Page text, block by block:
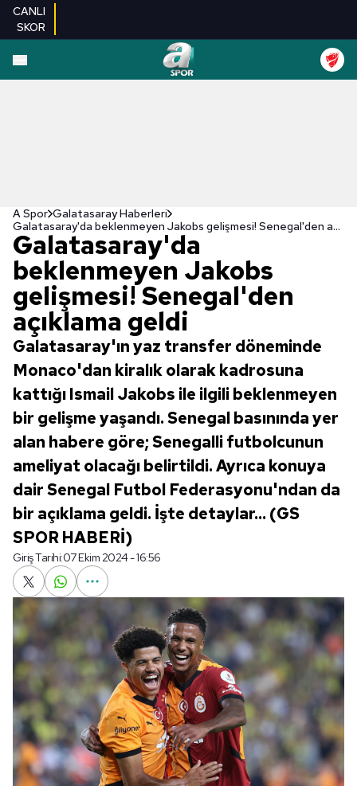
CANLI
SKOR
A Spor Galatasaray Haberleri
Galatasaray'da beklenmeyen Jakobs gelişmesi! Senegal'den açıklama geldi
Galatasaray'da
beklenmeyen Jakobs
gelişmesi! Senegal'den
açıklama geldi
Galatasaray'ın yaz transfer döneminde
Monaco'dan kiralık olarak kadrosuna
kattığı Ismail Jakobs ile ilgili beklenmeyen
bir gelişme yaşandı. Senegal basınında yer
alan habere göre; Senegalli futbolcunun
ameliyat olacağı belirtildi. Ayrıca konuya
dair Senegal Futbol Federasyonu'ndan da
bir açıklama geldi. İşte detaylar... (GS
SPOR HABERİ)
Giriş Tarihi:07 Ekim 2024 - 16:56